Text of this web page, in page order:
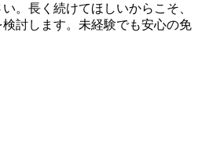
。長く続けてほしいからこそ、
討します。未経験でも安心の免